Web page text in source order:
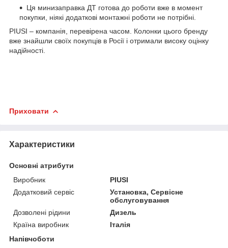
Ця минизаправка ДТ готова до роботи вже в момент
покупки, ніякі додаткові монтажні роботи не потрібні.
PIUSI – компанія, перевірена часом. Колонки цього бренду
вже знайшли своїх покупців в Росії і отримали високу оцінку
надійності.
Приховати
Характеристики
Основні атрибути
Виробник
PIUSI
Додатковий сервіс
Установка, Сервісне
обслуговування
Дозволені рідини
Дизель
Країна виробник
Італія
Напівчоботи